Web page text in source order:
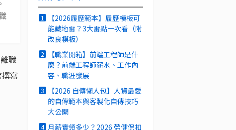
職
寫
1
【2026履歷範本】履歷模板可
能藏地雷？3大雷點一次看（附
改良模板）
2
【職業開箱】前端工程師是什
麼？前端工程師薪水、工作內
容、職涯發展
3
【2026 自傳懶人包】人資最愛
的自傳範本與客製化自傳技巧
大公開
4 月薪實領多少？2026 勞健保扣